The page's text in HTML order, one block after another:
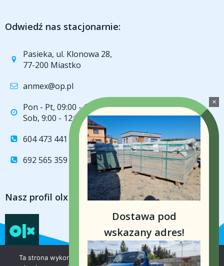
Odwiedź nas stacjonarnie:
Pasieka, ul. Klonowa 28,
77-200 Miastko
anmex@op.pl
Pon - Pt, 09:00 - 16:00
Sob, 9:00 - 12:00
604 473 441
692 565 359
Nasz profil olx
Dostawa pod
wskazany adres!
Ta strona wykorzystuje pliki cookie aby świadczyć usługi na